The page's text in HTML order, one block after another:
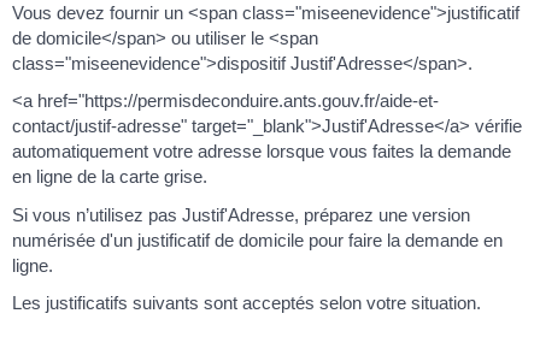
Vous devez fournir un <span class="miseenevidence">justificatif
de domicile</span> ou utiliser le <span
class="miseenevidence">dispositif Justif'Adresse</span>.
<a href="https://permisdeconduire.ants.gouv.fr/aide-et-
contact/justif-adresse" target="_blank">Justif'Adresse</a> vérifie
automatiquement votre adresse lorsque vous faites la demande
en ligne de la carte grise.
Si vous n’utilisez pas Justif'Adresse, préparez une version
numérisée d'un justificatif de domicile pour faire la demande en
ligne.
Les justificatifs suivants sont acceptés selon votre situation.